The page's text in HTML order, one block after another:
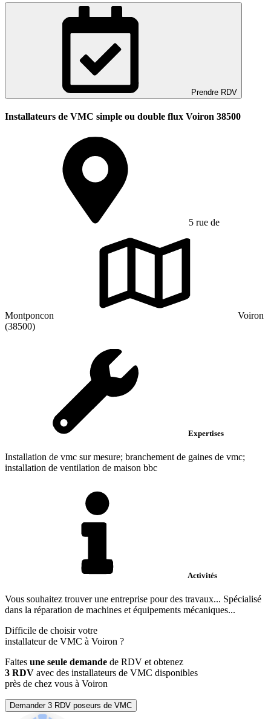
Prendre RDV
Installateurs de VMC simple ou double flux Voiron 38500
5 rue de
Montponcon
Voiron
(38500)
Expertises
Installation de vmc sur mesure; branchement de gaines de vmc;
installation de ventilation de maison bbc
Activités
Vous souhaitez trouver une entreprise pour des travaux... Spécialisé
dans la réparation de machines et équipements mécaniques...
Difficile de choisir votre
installateur de VMC à Voiron ?
Faites une seule demande de RDV et obtenez
3 RDV avec des installateurs de VMC disponibles
près de chez vous à Voiron
Demander 3 RDV poseurs de VMC